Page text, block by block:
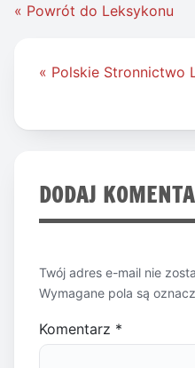
« Powrót do Leksykonu
Nawigacja
« Polskie Stronnictwo
DODAJ
Twój adres e-mail nie
Wymagane pola są
Komentarz *